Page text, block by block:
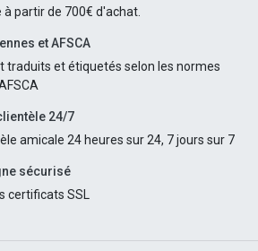
à partir de 700€ d'achat.
et AFSCA
traduits et étiquetés selon les normes
24/7
amicale 24 heures sur 24, 7 jours sur 7
sécurisé
certificats SSL